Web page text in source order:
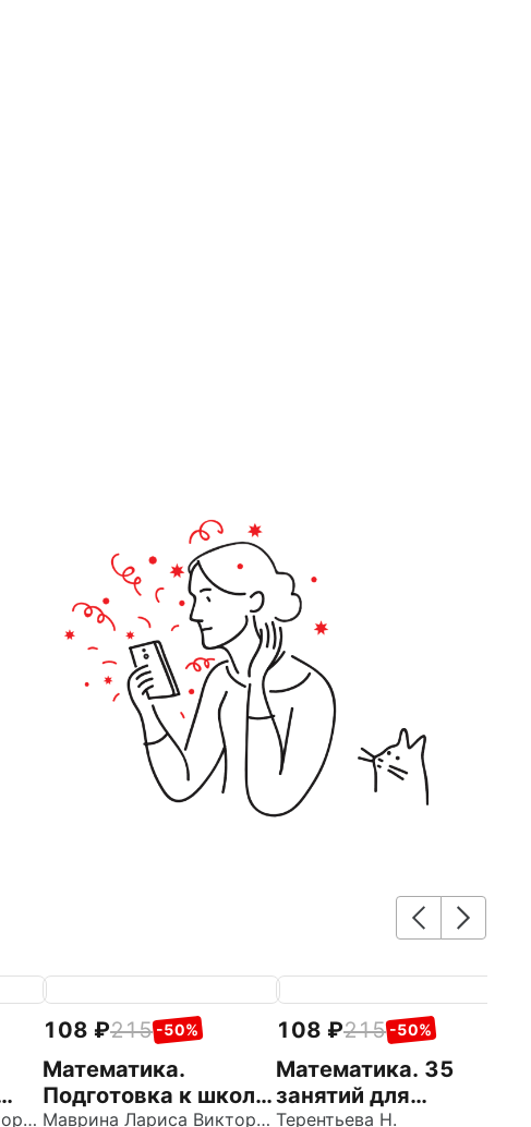
Маврина Лариса Викторовна
108 215 -50%
Математика.
Подготовка к школе.
Рабочая тетрадь
Маврина Лариса Викторовна
108 215 -50%
Математика. 35
занятий для
подготовки к школе.
Терентьева Н.